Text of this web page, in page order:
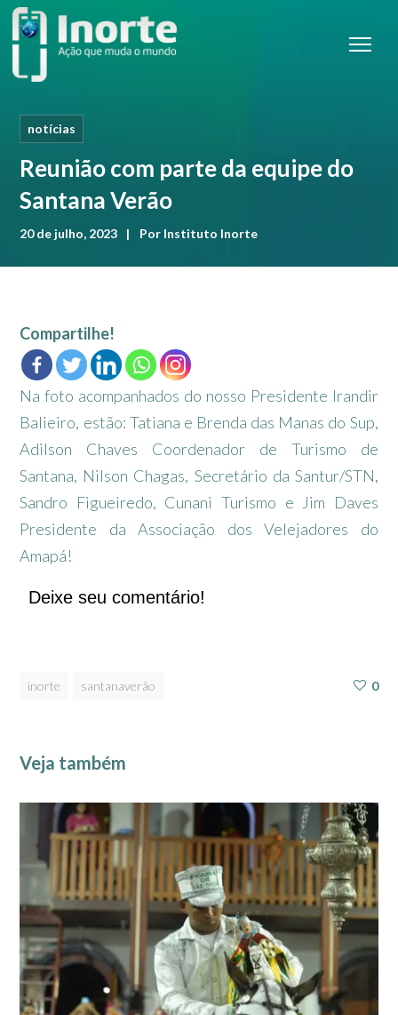
notícias
Reunião com parte da equipe do
Santana Verão
20 de julho, 2023 Por Instituto Inorte
Compartilhe!
Na foto acompanhados do nosso Presidente Irandir
Balieiro, estão: Tatiana e Brenda das Manas do Sup,
Adilson Chaves Coordenador de Turismo de
Santana, Nilson Chagas, Secretário da Santur/STN,
Sandro Figueiredo, Cunani Turismo e Jim Daves
Presidente da Associação dos Velejadores do
Amapá!
Deixe seu comentário!
inorte santanaverão 0
Veja também